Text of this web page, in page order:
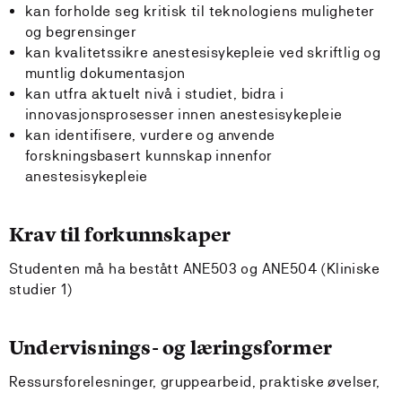
kan forholde seg kritisk til teknologiens muligheter
og begrensinger
kan kvalitetssikre anestesisykepleie ved skriftlig og
muntlig dokumentasjon
kan utfra aktuelt nivå i studiet, bidra i
innovasjonsprosesser innen anestesisykepleie
kan identifisere, vurdere og anvende
forskningsbasert kunnskap innenfor
anestesisykepleie
Krav til forkunnskaper
Studenten må ha bestått ANE503 og ANE504 (Kliniske
studier 1)
Undervisnings- og læringsformer
Ressursforelesninger, gruppearbeid, praktiske øvelser,